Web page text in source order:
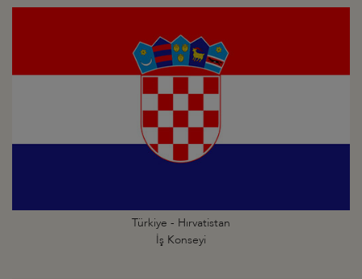
Türkiye - Hırvatistan
İş Konseyi